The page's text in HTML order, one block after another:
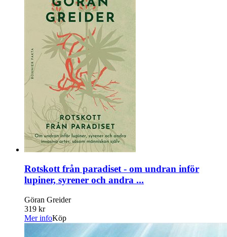
Rotskott från paradiset - om undran inför
lupiner, syrener och andra ...
Göran Greider
319 kr
Mer infoKöp